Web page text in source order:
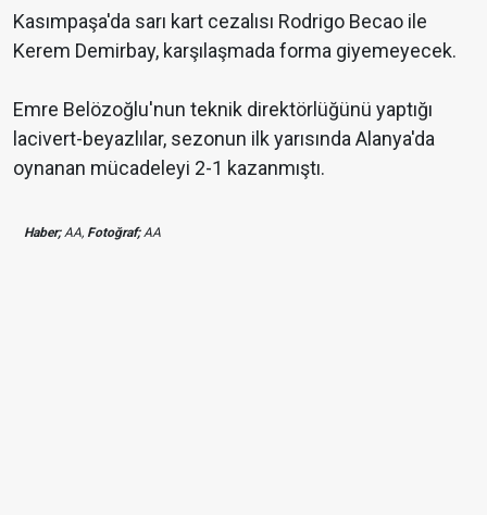
Kasımpaşa'da sarı kart cezalısı Rodrigo Becao ile
Kerem Demirbay, karşılaşmada forma giyemeyecek.
Emre Belözoğlu'nun teknik direktörlüğünü yaptığı
lacivert-beyazlılar, sezonun ilk yarısında Alanya'da
oynanan mücadeleyi 2-1 kazanmıştı.
Haber;AA, Fotoğraf;AA